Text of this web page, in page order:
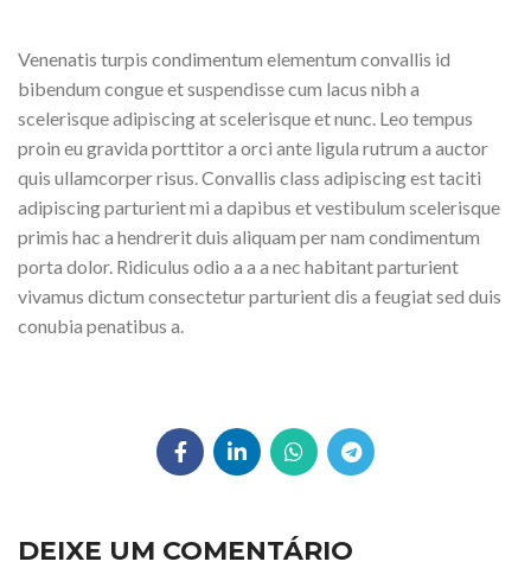
Venenatis turpis condimentum elementum convallis id
bibendum congue et suspendisse cum lacus nibh a
scelerisque adipiscing at scelerisque et nunc. Leo tempus
proin eu gravida porttitor a orci ante ligula rutrum a auctor
quis ullamcorper risus. Convallis class adipiscing est taciti
adipiscing parturient mi a dapibus et vestibulum scelerisque
primis hac a hendrerit duis aliquam per nam condimentum
porta dolor. Ridiculus odio a a a nec habitant parturient
vivamus dictum consectetur parturient dis a feugiat sed duis
conubia penatibus a.
DEIXE UM COMENTÁRIO